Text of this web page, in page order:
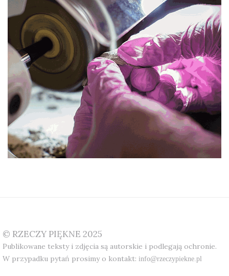
© RZECZY PIĘKNE 2025
Publikowane teksty i zdjęcia są autorskie i podlegają ochronie.
W przypadku pytań prosimy o kontakt: info@rzeczypiekne.pl